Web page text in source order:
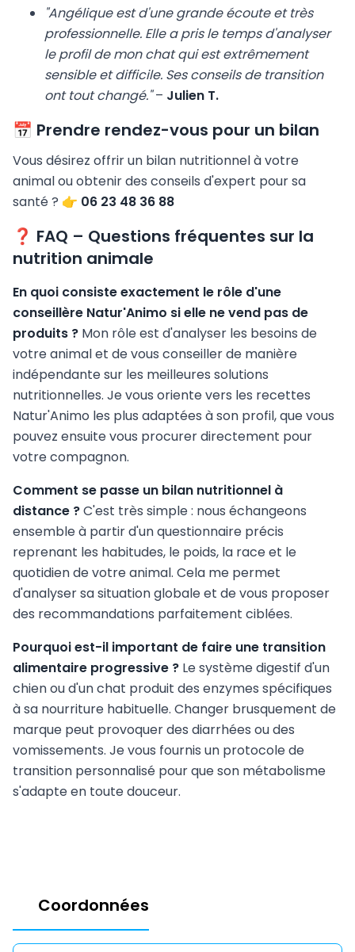
"Angélique est d'une grande écoute et très
professionnelle. Elle a pris le temps d'analyser
le profil de mon chat qui est extrêmement
sensible et difficile. Ses conseils de transition
ont tout changé."– Julien T.
📅 Prendre rendez-vous pour un bilan
Vous désirez offrir un bilan nutritionnel à votre
animal ou obtenir des conseils d'expert pour sa
santé ? 👉 06 23 48 36 88
❓ FAQ – Questions fréquentes sur la
nutrition animale
En quoi consiste exactement le rôle d'une
conseillère Natur'Animo si elle ne vend pas de
produits ? Mon rôle est d'analyser les besoins de
votre animal et de vous conseiller de manière
indépendante sur les meilleures solutions
nutritionnelles. Je vous oriente vers les recettes
Natur'Animo les plus adaptées à son profil, que vous
pouvez ensuite vous procurer directement pour
votre compagnon.
Comment se passe un bilan nutritionnel à
distance ?C'est très simple : nous échangeons
ensemble à partir d'un questionnaire précis
reprenant les habitudes, le poids, la race et le
quotidien de votre animal. Cela me permet
d'analyser sa situation globale et de vous proposer
des recommandations parfaitement ciblées.
Pourquoi est-il important de faire une transition
alimentaire progressive ? Le système digestif d'un
chien ou d'un chat produit des enzymes spécifiques
à sa nourriture habituelle. Changer brusquement de
marque peut provoquer des diarrhées ou des
vomissements. Je vous fournis un protocole de
transition personnalisé pour que son métabolisme
s'adapte en toute douceur.
Coordonnées